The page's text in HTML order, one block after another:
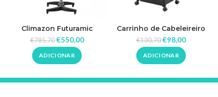
Climazon Futuramic
Acelerador de Químicas e
Tratamento
€785,70 €550,00
ADICIONAR
Carrinho de Cabeleireiro
Porta Shampoo Viena
Dompel
€130,70€98,00
ADICIONAR